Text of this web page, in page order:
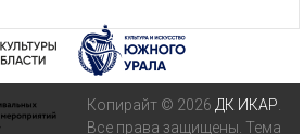
Копирайт © 2026 ДК ИКАР.
Все права защищены. Тема